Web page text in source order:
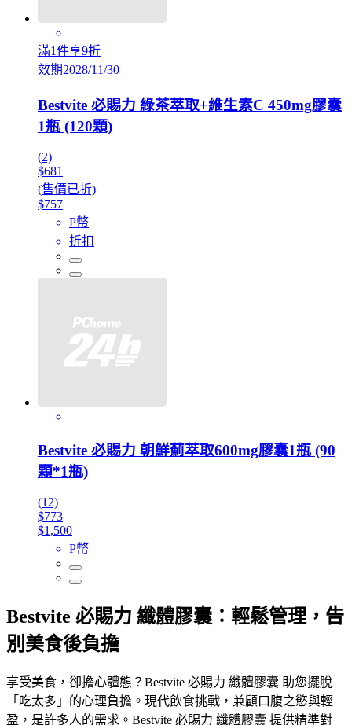
滿1件享9折
效期2028/11/30
Bestvite 必賜力 綠茶萃取+維生素C 450mg膠囊
1瓶 (120顆)
(2)
$681
(售價已折)
$757
P幣
折扣
Bestvite 必賜力 朝鮮薊萃取600mg膠囊1瓶 (90
顆*1瓶)
(12)
$773
$1,500
P幣
Bestvite 必賜力 纖體膠囊：輕鬆管理，告
別美食後負擔
享受美食，卻擔心體態？Bestvite 必賜力 纖體膠囊 助您擺脫
「吃太多」的心理負擔。現代飲食挑戰，兼顧口腹之慾與輕
盈，是許多人的需求。Bestvite 必賜力 纖體膠囊 提供精準對